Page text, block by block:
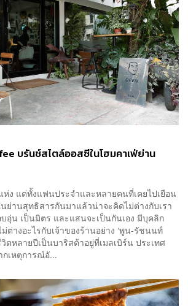
บรันช์สไตล์ออสซีในโฮมคาเฟ่ย่าน
ห่ง แต่ทั้งแฟนประจำและหลายคนที่เคยไปเยือน
นย่านสุทธิสารกันมาแล้วน่าจะคิดไม่ต่างกับเรา
อุ่น เป็นมิตร และแสนจะเป็นกันเอง มีบุคลิก
ต่างอะไรกับเจ้าของร้านอย่าง ‘พูน-รัชนนท์
วิตหลายปีเป็นบาริสต้าอยู่ที่เมลเบิร์น ประเทศ
กเหตุการณ์อั...